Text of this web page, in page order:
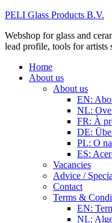
PELI Glass Products B.V.
Webshop for glass and
lead profile, tools for artists
Home
About us
About us
EN:
NL:
FR: À
DE:
PL: O
ES:
Vacancies
Advice /
Contact
Terms &
EN:
NL: